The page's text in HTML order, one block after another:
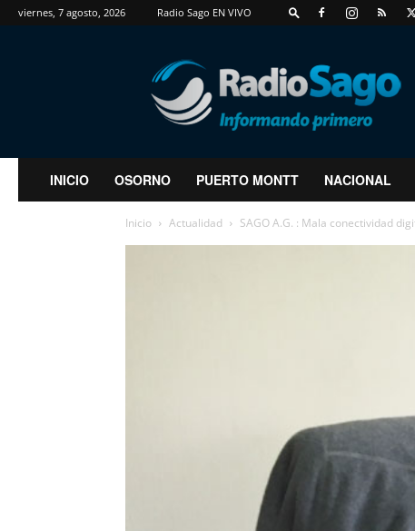
viernes, 7 agosto, 2026 Radio Sago EN VIVO
RadioSago
INICIO OSORNO PUERTO MONTT NACIONAL
Inicio Actualidad SAGO A.G. : Mala conectividad